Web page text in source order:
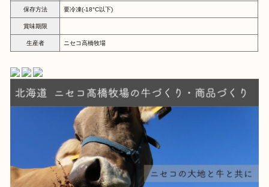
保存方法 要冷凍(-18°C以下)
賞味期限
生産者 ニセコ高橋牧場